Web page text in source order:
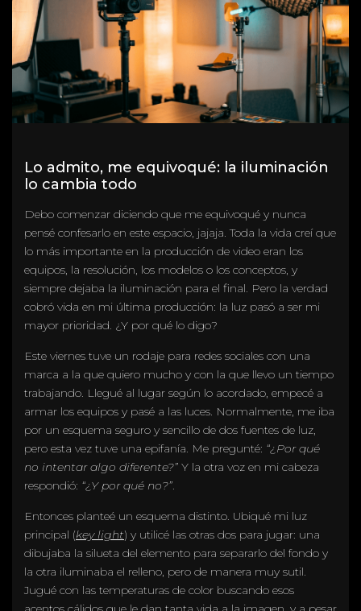
Lo admito, me equivoqué: la iluminación
lo cambia todo
Debo comenzar diciendo que me equivoqué y nunca
pensé confesarlo en este espacio, jajaja. Toda la vida creí que
lo más importante en la producción de video eran los
equipos, la resolución, los modelos o los conceptos, y
siempre dejaba la iluminación para el final. Pero la verdad
cobró vida en mi última producción: la luz pasó a ser mi
mayor prioridad. ¿Y por qué lo digo?
Este viernes tuve un rodaje para redes sociales con una
marca a la que quiero mucho y con la que llevo un tiempo
trabajando. Llegué al lugar según lo acordado, empecé a
armar los equipos y pasé a las luces. Normalmente, me iba
por un esquema seguro y sencillo de dos fuentes de luz,
pero esta vez tuve una epifanía. Me pregunté: “¿Por qué
no intentar algo diferente?” Y la otra voz en mi cabeza
respondió: “¿Y por qué no?”.
Entonces planteé un esquema distinto. Ubiqué mi luz
principal (key light) y utilicé las otras dos para jugar: una
dibujaba la silueta del elemento para separarlo del fondo y
la otra iluminaba el relleno, pero de manera muy sutil.
Jugué con las temperaturas de color buscando esos